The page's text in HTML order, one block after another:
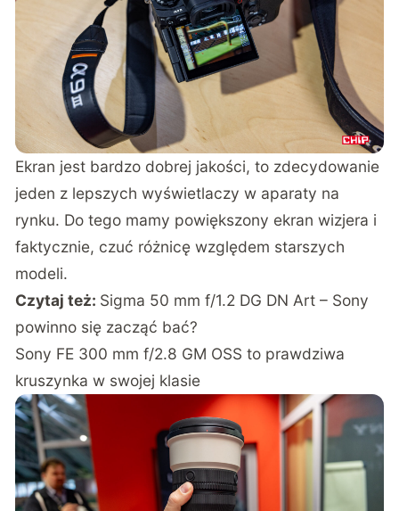
Ekran jest bardzo dobrej jakości, to zdecydowanie
jeden z lepszych wyświetlaczy w aparaty na
rynku. Do tego mamy powiększony ekran wizjera i
faktycznie, czuć różnicę względem starszych
modeli.
Czytaj też: Sigma 50 mm f/1.2 DG DN Art – Sony
powinno się zacząć bać?
Sony FE 300 mm f/2.8 GM OSS to prawdziwa
kruszynka w swojej klasie